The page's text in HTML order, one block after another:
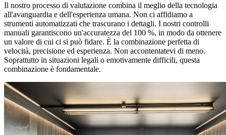
Il nostro processo di valutazione combina il meglio della tecnologia
all'avanguardia e dell'esperienza umana. Non ci affidiamo a
strumenti automatizzati che trascurano i dettagli. I nostri controlli
manuali garantiscono un'accuratezza del 100 %, in modo da ottenere
un valore di cui ci si può fidare. È la combinazione perfetta di
velocità, precisione ed esperienza. Non accontentatevi di meno.
Soprattutto in situazioni legali o emotivamente difficili, questa
combinazione è fondamentale.